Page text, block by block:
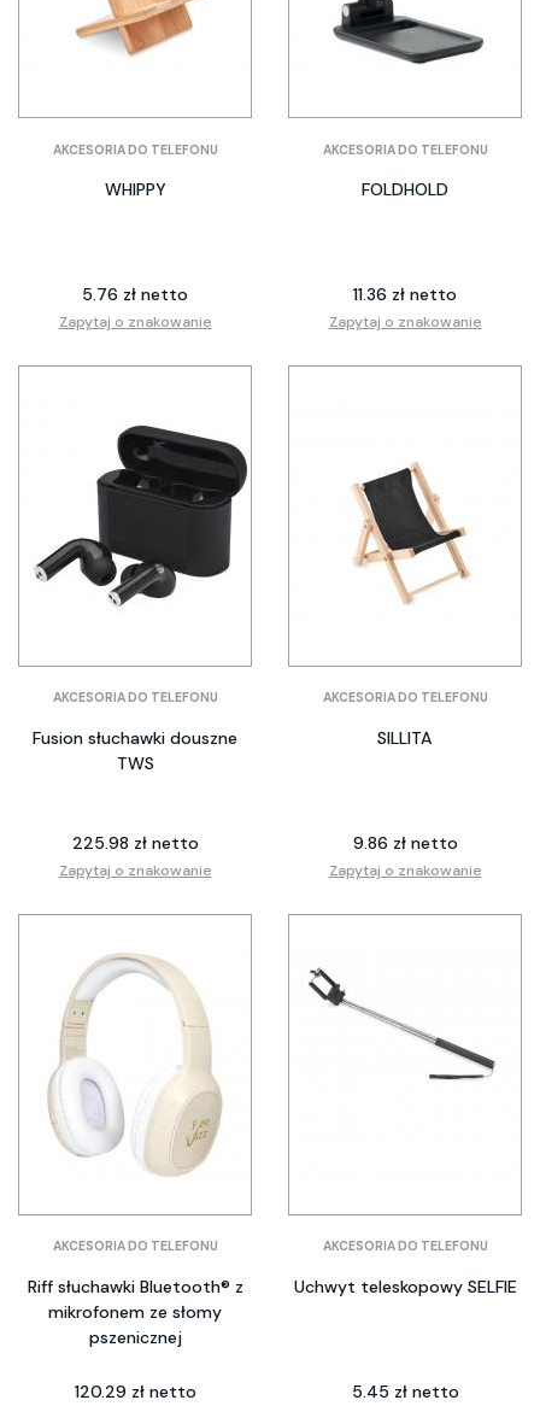
AKCESORIA DO TELEFONU
WHIPPY
5.76 zł netto
Zapytaj o znakowanie
AKCESORIA DO TELEFONU
FOLDHOLD
11.36 zł netto
Zapytaj o znakowanie
AKCESORIA DO TELEFONU
Fusion słuchawki douszne
TWS
225.98 zł netto
Zapytaj o znakowanie
AKCESORIA DO TELEFONU
SILLITA
9.86 zł netto
Zapytaj o znakowanie
AKCESORIA DO TELEFONU
Riff słuchawki Bluetooth® z
mikrofonem ze słomy
pszenicznej
120.29 zł netto
AKCESORIA DO TELEFONU
Uchwyt teleskopowy SELFIE
5.45 zł netto